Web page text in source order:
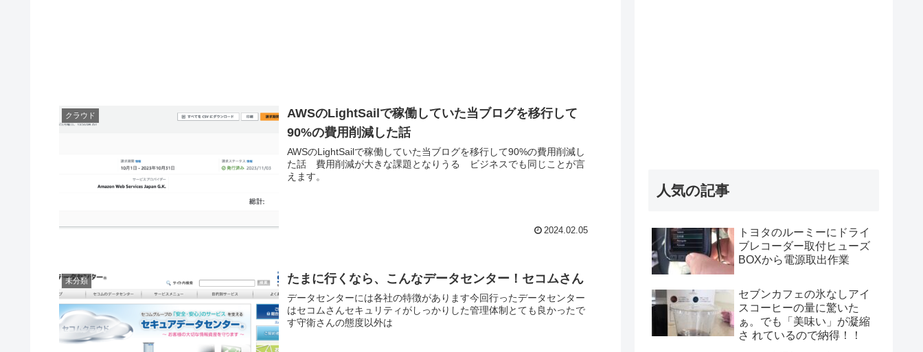
クラウド
AWSのLightSailで稼働していた当ブログを移行して
90%の費用削減した話
AWSのLightSailで稼働していた当ブログを移行して90%の費用削減し
た話 費用削減が大きな課題となりうる ビジネスでも同じことが言
えます。
2024.02.05
未分類 たまに行くなら、こんなデータセンター！セコムさん
データセンターには各社の特徴があります今回行ったデータセンター
はセコムさんセキュリティがしっかりした管理体制とても良かったで
す守衛さんの態度以外は
人気の記事
トヨタのルーミーにドライ
ブレコーダー取付ヒューズ
BOXから電源取出作業
セブンカフェの氷なしアイ
スコーヒーの量に驚いた
ぁ。でも「美味い」が凝縮
さ れているので納得！！